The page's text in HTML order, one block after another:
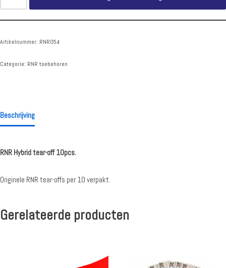
Artikelnummer: RNR054
Categorie: RNR toebehoren
Beschrijving
RNR Hybrid tear-off 10pcs.
Originele RNR tear-offs per 10 verpakt.
Gerelateerde producten